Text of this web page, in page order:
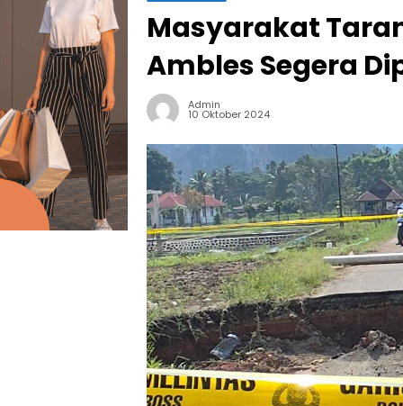
Masyarakat
Ambles Segera
Admin
10 Oktober 2024